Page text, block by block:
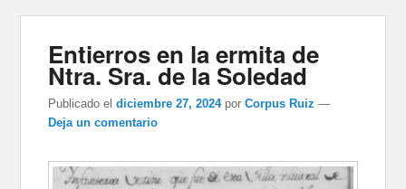
Entierros en la ermita de
Ntra. Sra. de la Soledad
Publicado el diciembre 27, 2024 porCorpus Ruiz —
Deja un comentario